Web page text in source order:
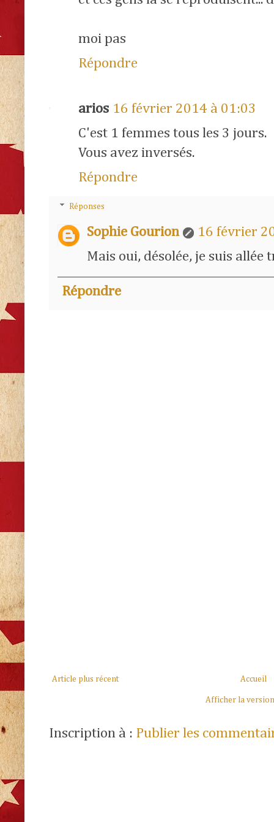
moi pas
Répondre
arios 16 février 2014 à 01:03
C'est 1 femmes tous les 3 jours.
Vous avez inversés.
Répondre
Réponses
Sophie Gourion
16 février
Mais oui, désolée, je suis allée
Répondre
Article plus récent Accueil
Afficher la
Inscription à : Publier les